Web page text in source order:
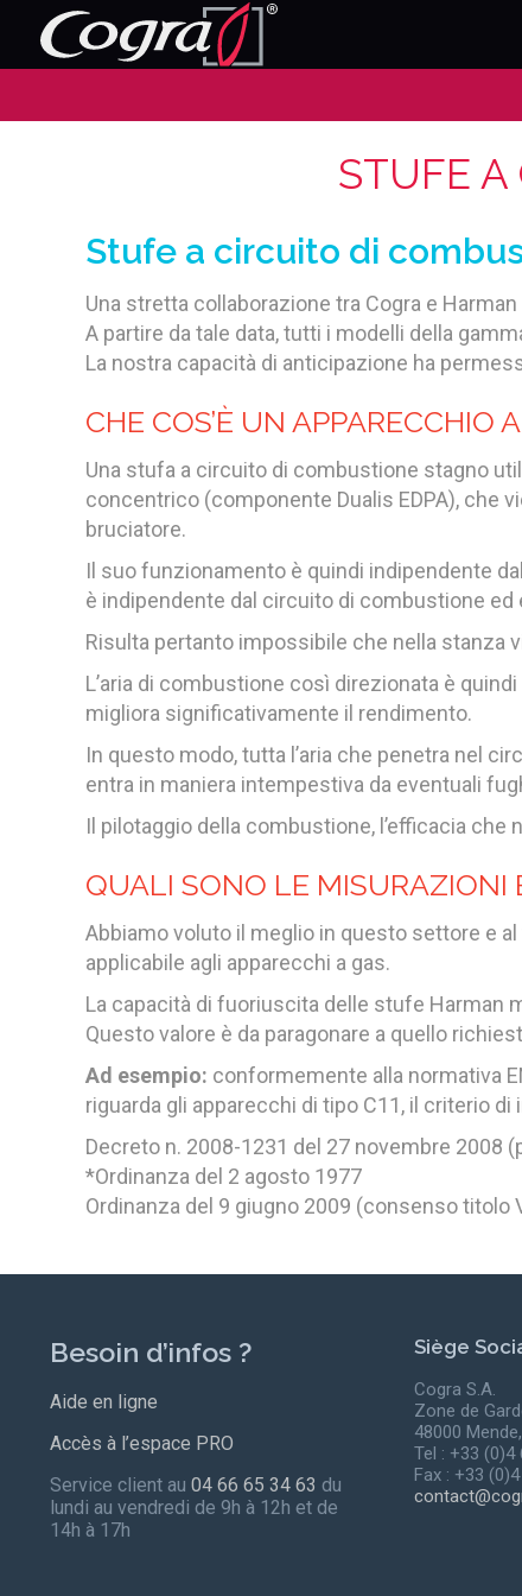
STUFE A
Stufe a circuito di
Una stretta collaborazione tra Cogra e
A partire da tale data, tutti i modelli della
La nostra capacità di anticipazione ha
CHE COS’È UN APPARECCHIO
Una stufa a circuito di combustione stagno
concentrico (componente Dualis EDPA), che
bruciatore.
Il suo funzionamento è quindi indipendente
è indipendente dal circuito di combustione
Risulta pertanto impossibile che nella stanza
L’aria di combustione così direzionata è
migliora significativamente il rendimento.
In questo modo, tutta l’aria che penetra nel
entra in maniera intempestiva da eventuali
Il pilotaggio della combustione, l’efficacia
QUALI SONO LE MISURAZIONI
Abbiamo voluto il meglio in questo settore e
applicabile agli apparecchi a gas.
La capacità di fuoriuscita delle stufe Harman
Questo valore è da paragonare a quello
Ad esempio: conformemente alla normativa
riguarda gli apparecchi di tipo C11, il criterio
Decreto n. 2008-1231 del 27 novembre 2008
*Ordinanza del 2 agosto 1977
Ordinanza del 9 giugno 2009 (consenso titolo
Besoin d’infos ?
Aide en ligne
Accès à l’espace PRO
Service client au04 66 65 34 63 du
lundi au vendredi de 9h à 12h et de
14h à 17h
Siège
Cogra S.A.
Zone de
48000
Tel : +33 (0)4
Fax : +33